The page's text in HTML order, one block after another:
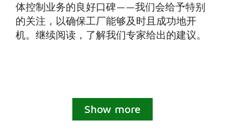
体控制业务的良好口碑——我们会给予特别
的关注，以确保工厂能够及时且成功地开
机。继续阅读，了解我们专家给出的建议。
Show more